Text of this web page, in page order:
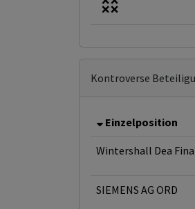
Kontroverse
Einzelposition
Wintershall Dea
SIEMENS AG ORD